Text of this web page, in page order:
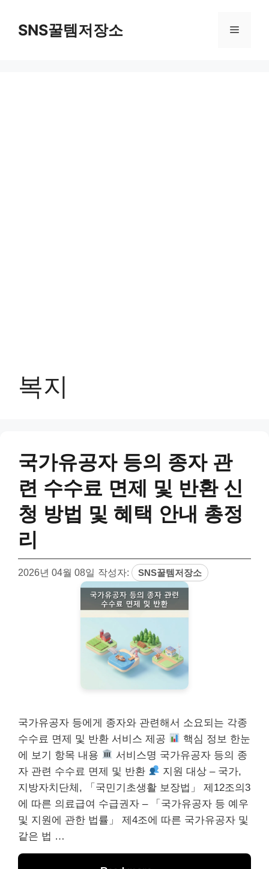
SNS꿀템저장소 메
복지
국가유공자 등의 종자 관
련 수수료 면제 및 반환 신
청 방법 및 혜택 안내 총정
리
2026년 04월 08일 작성자: SNS꿀템저장소
국가유공자 등에게 종자와 관련해서 소요되는 각종
수수료 면제 및 반환 서비스 제공
핵심 정보 한눈
에 보기 항목 내용
서비스명 국가유공자 등의 종
자 관련 수수료 면제 및 반환
지원 대상 – 국가,
지방자치단체, 「국민기초생활 보장법」 제12조의3
에 따른 의료급여 수급권자 – 「국가유공자 등 예우
및 지원에 관한 법률」 제4조에 따른 국가유공자 및
같은 법 …